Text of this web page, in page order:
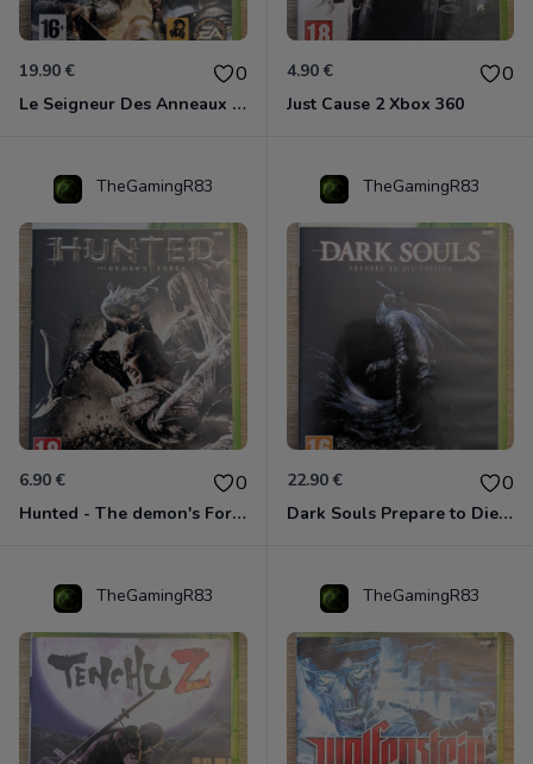
19.90 € 0
Le Seigneur Des Anneaux - L'âge Des Conquêtes Xbox 360
4.90 € 0
Just Cause 2 Xbox 360
TheGamingR83
6.90 € 0
Hunted - The demon's Forge Xbox 360 (Complet CIB)
TheGamingR83
22.90 € 0
Dark Souls Prepare to Die Edition XBOX 360
TheGamingR83 TheGamingR83